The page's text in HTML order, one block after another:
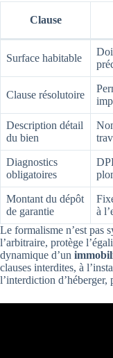
Clause
Surface habitable
Clause résolutoire
Description détail
du bien
Diagnostics
obligatoires
Montant du dépôt
de garantie
à
Le formalisme n’est pas
l’arbitraire, protège
dynamique d’un
clauses interdites, à
l’interdiction d’héberger,